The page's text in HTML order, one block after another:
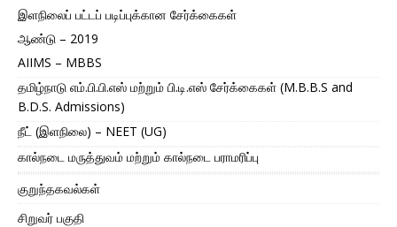
இளநிலைப் பட்டப் படிப்புக்கான சேர்க்கைகள்
ஆண்டு – 2019
AIIMS – MBBS
தமிழ்நாடு எம்.பி.பி.எஸ் மற்றும் பி.டி.எஸ் சேர்க்கைகள் (M.B.B.S and
B.D.S. Admissions)
நீட் (இளநிலை) – NEET (UG)
கால்நடை மருத்துவம் மற்றும் கால்நடை பராமரிப்பு
குறுந்தகவல்கள்
சிறுவர் பகுதி